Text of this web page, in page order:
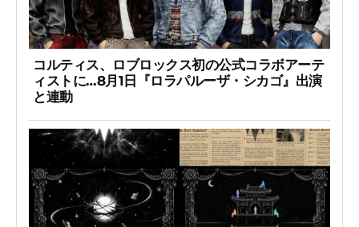
コルティス、ロブロックス初の公式コラボアーテ
ィストに…8月1日『ロラパルーザ・シカゴ』出演
と連動